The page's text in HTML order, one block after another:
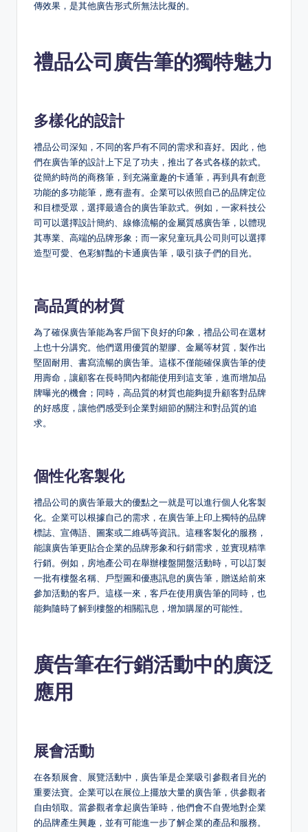
傳效果，是其他廣告形式所無法比擬的。
禮品公司廣告筆的獨特魅力
多樣化的設計
禮品公司深知，不同的客戶有不同的需求和喜好。因此，他
們在廣告筆的設計上下足了功夫，推出了各式各樣的款式。
從簡約時尚的商務筆，到充滿童趣的卡通筆，再到具有創意
功能的多功能筆，應有盡有。企業可以依照自己的品牌定位
和目標受眾，選擇最適合的廣告筆款式。例如，一家科技公
司可以選擇設計簡約、線條流暢的金屬質感廣告筆，以體現
其專業、高端的品牌形象；而一家兒童玩具公司則可以選擇
造型可愛、色彩鮮豔的卡通廣告筆，吸引孩子們的目光。
高品質的材質
為了確保廣告筆能為客戶留下良好的印象，禮品公司在選材
上也十分講究。他們選用優質的塑膠、金屬等材質，製作出
堅固耐用、書寫流暢的廣告筆。這樣不僅能確保廣告筆的使
用壽命，讓顧客在長時間內都能使用到這支筆，進而增加品
牌曝光的機會；同時，高品質的材質也能夠提升顧客對品牌
的好感度，讓他們感受到企業對細節的關注和對品質的追
求。
個性化客製化
禮品公司的廣告筆最大的優點之一就是可以進行個人化客製
化。企業可以根據自己的需求，在廣告筆上印上獨特的品牌
標誌、宣傳語、圖案或二維碼等資訊。這種客製化的服務，
能讓廣告筆更貼合企業的品牌形象和行銷需求，並實現精準
行銷。例如，房地產公司在舉辦樓盤開盤活動時，可以訂製
一批有樓盤名稱、戶型圖和優惠訊息的廣告筆，贈送給前來
參加活動的客戶。這樣一來，客戶在使用廣告筆的同時，也
能夠隨時了解到樓盤的相關訊息，增加購屋的可能性。
廣告筆在行銷活動中的廣泛
應用
展會活動
在各類展會、展覽活動中，廣告筆是企業吸引參觀者目光的
重要法寶。企業可以在展位上擺放大量的廣告筆，供參觀者
自由領取。當參觀者拿起廣告筆時，他們會不自覺地對企業
的品牌產生興趣，並有可能進一步了解企業的產品和服務。